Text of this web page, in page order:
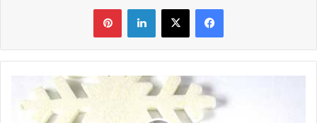
فیس بوک X لینکدین ‫پین‌ترست